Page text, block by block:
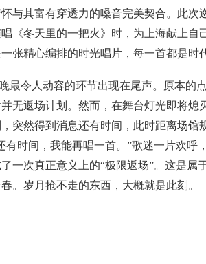
与其富有穿透力的嗓音完美契合。此次
《冬天里的一把火》时，为上海献上自
张精心编排的时光唱片，每一首都是时
最令人动容的环节出现在尾声。原本的
无返场计划。然而，在舞台灯光即将
突然得到消息还有时间，此时距离场
有时间，我能再唱一首。”歌迷一片欢
了一次真正意义上的“极限返场”。这是
春。岁月抢不走的东西，大概就是此刻。